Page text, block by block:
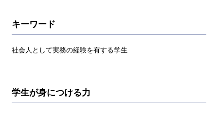
キーワード
社会人として実務の経験を有する学生
学生が身につける力